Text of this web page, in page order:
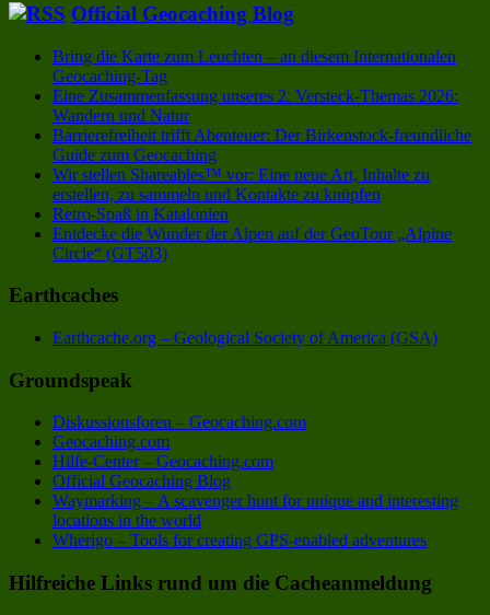
Official Geocaching Blog
Bring die Karte zum Leuchten – an diesem Internationalen
Geocaching-Tag
Eine Zusammenfassung unseres 2. Versteck-Themas 2026:
Wandern und Natur
Barrierefreiheit trifft Abenteuer: Der Birkenstock-freundliche
Guide zum Geocaching
Wir stellen Shareables™ vor: Eine neue Art, Inhalte zu
erstellen, zu sammeln und Kontakte zu knüpfen
Retro-Spaß in Katalonien
Entdecke die Wunder der Alpen auf der GeoTour „Alpine
Circle“ (GT503)
Earthcaches
Earthcache.org – Geological Society of America (GSA)
Groundspeak
Diskussionsforen – Geocaching.com
Geocaching.com
Hilfe-Center – Geocaching.com
Official Geocaching Blog
Waymarking – A scavenger hunt for unique and interesting
locations in the world
Wherigo – Tools for creating GPS-enabled adventures
Hilfreiche Links rund um die Cacheanmeldung